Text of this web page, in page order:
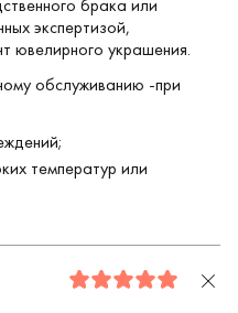
брака или
экспертизой,
ювелирного украшения.
обслуживанию -при
температур или
5.0